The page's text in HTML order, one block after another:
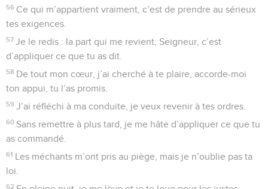
56 Ce qui m’appartient vraiment, c’est de prendre au sérieux
tes exigences.
57 Je le redis : la part qui me revient, Seigneur, c’est
d’appliquer ce que tu as dit.
58 De tout mon cœur, j’ai cherché à te plaire, accorde-moi
ton appui, tu l’as promis.
59 J’ai réfléchi à ma conduite, je veux revenir à tes ordres.
60 Sans remettre à plus tard, je me hâte d’appliquer ce que tu
as commandé.
61 Les méchants m’ont pris au piège, mais je n’oublie pas ta
loi.
62